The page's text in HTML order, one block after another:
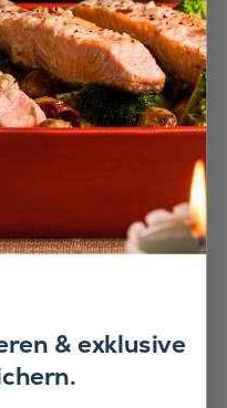
geliefert zu werden.
über 50 €
& exklusive